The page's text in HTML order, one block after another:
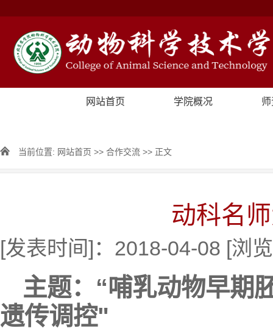
网站首页 学院概况
当前位置: 网站首页 >> 合作交流 >> 正文
动科名
[发表时间]：2018-04-08 [浏
主题： “哺乳动物早期
遗传调控"